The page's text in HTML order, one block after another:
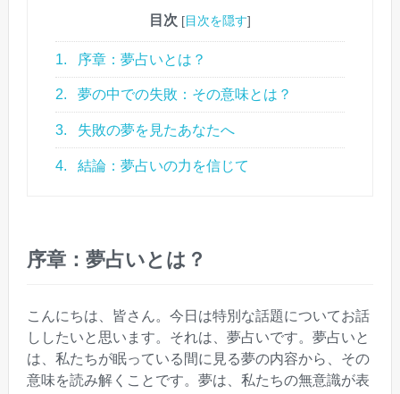
目次 [目次を隠す]
1. 序章：夢占いとは？
2. 夢の中での失敗：その意味とは？
3. 失敗の夢を見たあなたへ
4. 結論：夢占いの力を信じて
序章：夢占いとは？
こんにちは、皆さん。今日は特別な話題についてお話
ししたいと思います。それは、夢占いです。夢占いと
は、私たちが眠っている間に見る夢の内容から、その
意味を読み解くことです。夢は、私たちの無意識が表